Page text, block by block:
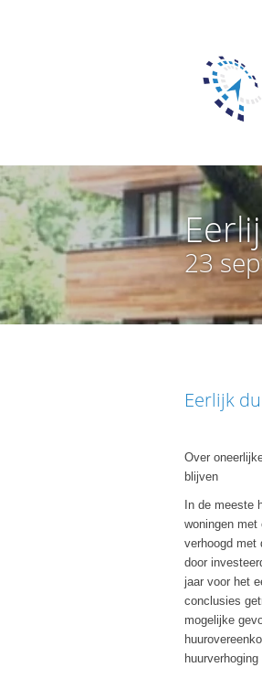
23
Eerlijk
Over
blijven
In de meeste
woningen met
verhoogd met
door
jaar voor het
conclusies
mogelijke